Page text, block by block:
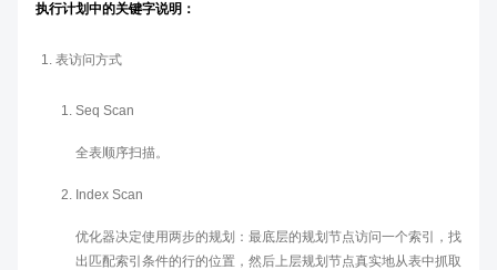
执行计划中的关键字说明：
表访问方式
Seq Scan
全表顺序扫描。
Index Scan
优化器决定使用两步的规划：最底层的规划节点访问一个索引，找
出匹配索引条件的行的位置，然后上层规划节点真实地从表中抓取